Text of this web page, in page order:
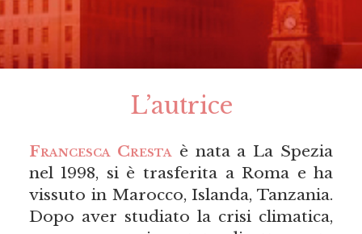
L’autrice
Francesca Crestaè nata a La Spezia
nel 1998, si è trasferita a Roma e ha
vissuto in Marocco, Islanda, Tanzania.
Dopo aver studiato la crisi climatica,